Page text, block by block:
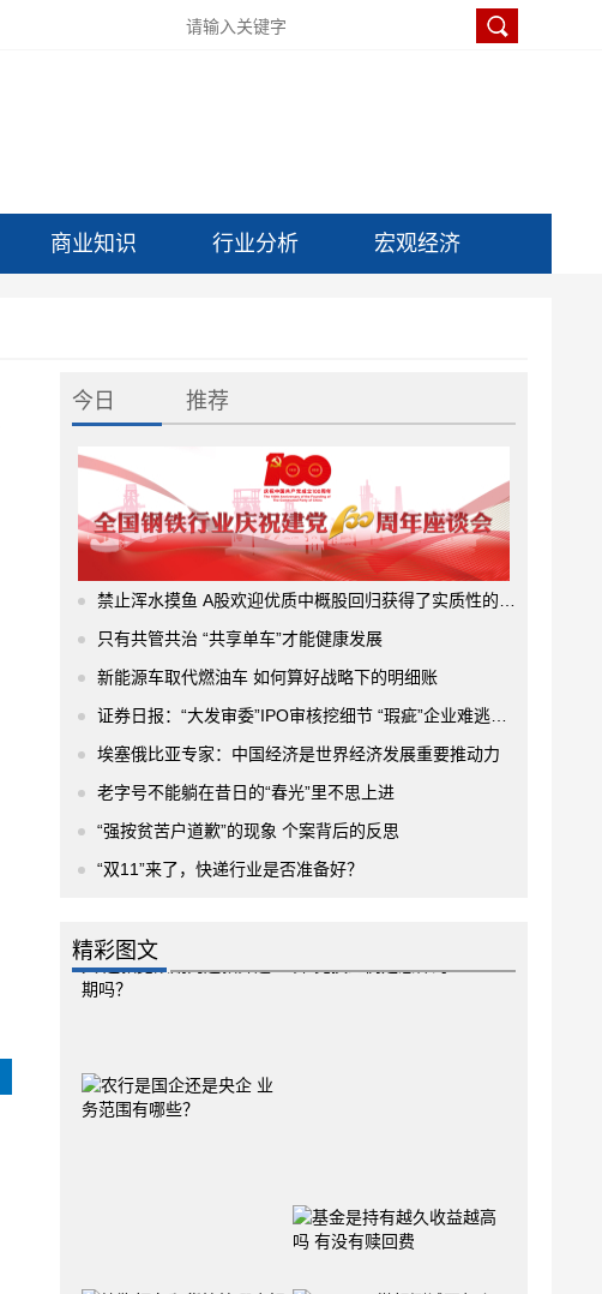
商业知识 行业分析 宏观经济
今日 推荐
禁止浑水摸鱼 A股欢迎优质中概股回归获得了实质性的进展
只有共管共治 “共享单车”才能健康发展
新能源车取代燃油车 如何算好战略下的明细账
证券日报：“大发审委”IPO审核挖细节 “瑕疵”企业难逃法眼
埃塞俄比亚专家：中国经济是世界经济发展重要推动力
老字号不能躺在昔日的“春光”里不思上进
“强按贫苦户道歉”的现象 个案背后的反思
“双11”来了，快递行业是否准备好？
精彩图文